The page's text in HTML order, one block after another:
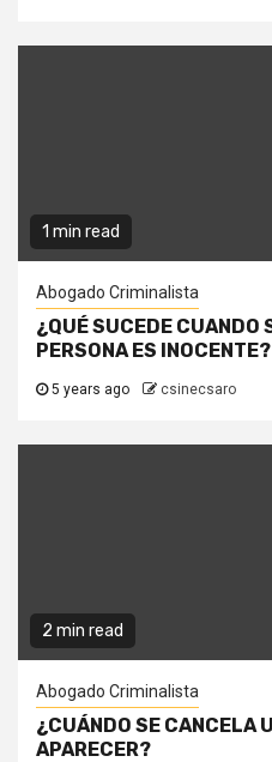
1 min read
Abogado Criminalista
¿QUÉ SUCEDE CUANDO
PERSONA ES INOCENTE?
5 years ago csinecsaro
2 min read
Abogado Criminalista
¿CUÁNDO SE CANCELA
APARECER?